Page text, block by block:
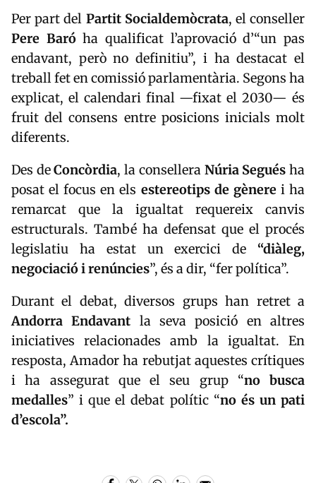
Per part del Partit Socialdemòcrata, el conseller
Pere Baróha qualificat l’aprovació d’“un pas
endavant, però no definitiu”, i ha destacat el
treball fet en comissió parlamentària. Segons ha
explicat, el calendari final —fixat el 2030— és
fruit del consens entre posicions inicials molt
diferents.
Des deConcòrdia, la consellera Núria Segués ha
posat el focus en els estereotips de gènerei ha
remarcat que la igualtat requereix canvis
estructurals. També ha defensat que el procés
legislatiu ha estat un exercici de “diàleg,
negociació i renúncies”, és a dir, “fer política”.
Durant el debat, diversos grups han retret a
Andorra Endavant la seva posició en altres
iniciatives relacionades amb la igualtat. En
resposta, Amador ha rebutjat aquestes crítiques
i ha assegurat que el seu grup “no busca
medalles” i que el debat polític “no és un pati
d’escola”.